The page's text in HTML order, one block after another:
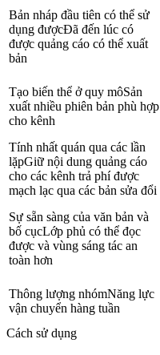
Bản nháp đầu tiên có thể sử
dụng đượcĐã đến lúc có
được quảng cáo có thể xuất
bản
Tạo biến thể ở quy môSản
xuất nhiều phiên bản phù hợp
cho kênh
Tính nhất quán qua các lần
lặpGiữ nội dung quảng cáo
cho các kênh trả phí được
mạch lạc qua các bản sửa đổi
Sự sẵn sàng của văn bản và
bố cụcLớp phủ có thể đọc
được và vùng sáng tác an
toàn hơn
Thông lượng nhómNăng lực
vận chuyển hàng tuần
Cách sử dụng